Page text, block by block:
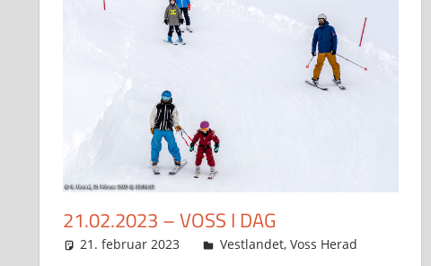
21.02.2023 – VOSS I DAG
21. februar 2023 Svein
Vestlandet, Voss Herad